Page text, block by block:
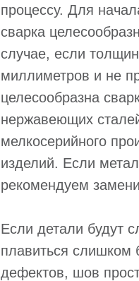
процессу. Для
сварка
случае, если
миллиметров и не
целесообразна
нержавеющих
мелкосерийного
изделий. Если
рекомендуем
Если детали будут
плавиться слишком
дефектов, шов